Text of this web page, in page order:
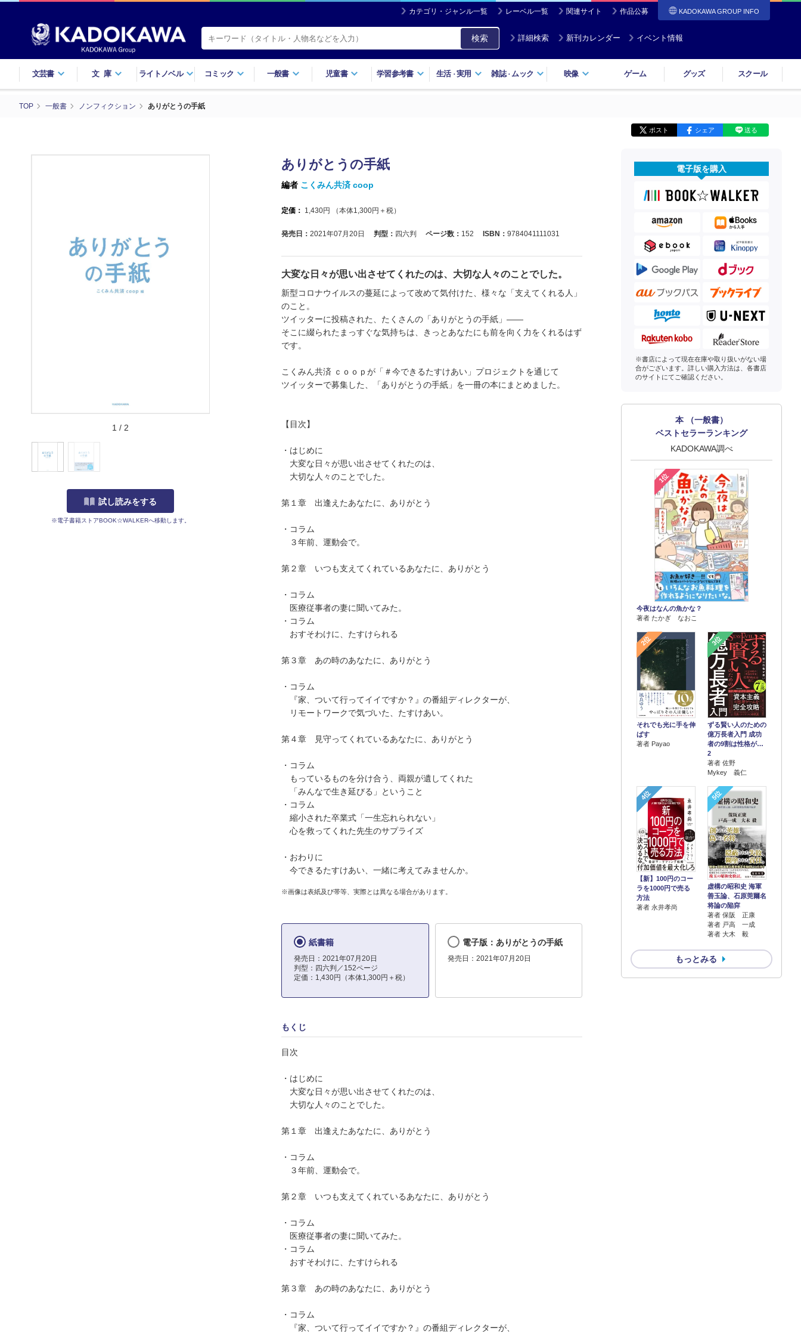
カテゴリ・ジャンル一覧 レーベル一覧 関連サイト 作品公募 KADOKAWA GROUP INFO
検索 詳細検索 新刊カレンダー イベント情報
文芸書 文庫 ライトノベル コミック 一般書 児童書 学習参考書 生活・実用 雑誌・ ムック 映像 ゲーム グッズ スクール
TOP 一般書 ノンフィクション ありがとうの手紙
ポスト シェア 送る
1 / 2
試し読みをする
※電子書籍ストアBOOK☆WALKERへ移動します。
ありがとうの手紙
編者 こくみん共済 coop
定価： 1,430円 （本体1,300円＋税）
発売日： 2021年07月20日 判型： 四六判 ページ数： 152 ISBN： 9784041111031
大変な日々が思い出させてくれたのは、大切な人々のことでした。
新型コロナウイルスの蔓延によって改めて気付けた、様々な「支えてくれる人」
のこと。
ツイッターに投稿された、たくさんの「ありがとうの手紙」――
そこに綴られたまっすぐな気持ちは、きっとあなたにも前を向く力をくれるはず
です。
こくみん共済 ｃｏｏｐが「＃今できるたすけあい」プロジェクトを通じて
ツイッターで募集した、「ありがとうの手紙」を一冊の本にまとめました。
【目次】
・はじめに
大変な日々が思い出させてくれたのは、
大切な人々のことでした。
第１章 出逢えたあなたに、ありがとう
・コラム
３年前、運動会で。
第２章 いつも支えてくれているあなたに、ありがとう
・コラム
医療従事者の妻に聞いてみた。
・コラム
おすそわけに、たすけられる
第３章 あの時のあなたに、ありがとう
・コラム
『家、ついて行ってイイですか？』の番組ディレクターが、
リモートワークで気づいた、たすけあい。
第４章 見守ってくれているあなたに、ありがとう
・コラム
もっているものを分け合う、両親が遺してくれた
「みんなで生き延びる」ということ
・コラム
縮小された卒業式「一生忘れられない」
心を救ってくれた先生のサプライズ
・おわりに
今できるたすけあい、一緒に考えてみませんか。
※画像は表紙及び帯等、実際とは異なる場合があります。
紙書籍
発売日：2021年07月20日
判型：四六判／152ページ
定価：1,430円（本体1,300円＋税）
電子版：ありがとうの手紙
発売日：2021年07月20日
もくじ
目次
・はじめに
大変な日々が思い出させてくれたのは、
大切な人々のことでした。
第１章 出逢えたあなたに、ありがとう
・コラム
３年前、運動会で。
第２章 いつも支えてくれているあなたに、ありがとう
・コラム
医療従事者の妻に聞いてみた。
・コラム
おすそわけに、たすけられる
第３章 あの時のあなたに、ありがとう
・コラム
『家、ついて行ってイイですか？』の番組ディレクターが、
電子版を購入
※書店によって現在在庫や取り扱いがない場
合がございます。詳しい購入方法は、各書店
のサイトにてご確認ください。
本 （一般書）
ベストセラーランキング
KADOKAWA調べ
1位
今夜はなんの魚かな？
著者 たかぎ なおこ
2位
それでも光に手を伸
ばす
著者 Payao
3位
ずる賢い人のための
億万長者入門 成功
者の9割は性格が…
2
著者 佐野
Mykey 義仁
4位
【新】100円のコー
ラを1000円で売る
方法
著者 永井孝尚
5位
虚構の昭和史 海軍
善玉論、石原莞爾名
将論の陥穽
著者 保阪 正康
著者 戸高 一成
著者 大木 毅
もっとみる